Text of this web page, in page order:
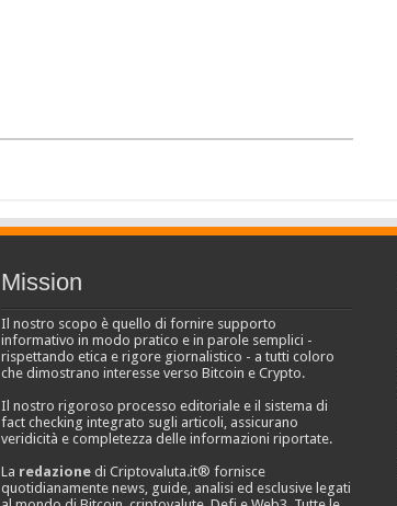
Mission
Il nostro scopo è quello di fornire supporto
informativo in modo pratico e in parole semplici -
rispettando etica e rigore giornalistico - a tutti coloro
che dimostrano interesse verso Bitcoin e Crypto.
Il nostro rigoroso processo editoriale e il sistema di
fact checking integrato sugli articoli, assicurano
veridicità e completezza delle informazioni riportate.
La redazionedi Criptovaluta.it® fornisce
quotidianamente news, guide, analisi ed esclusive legati